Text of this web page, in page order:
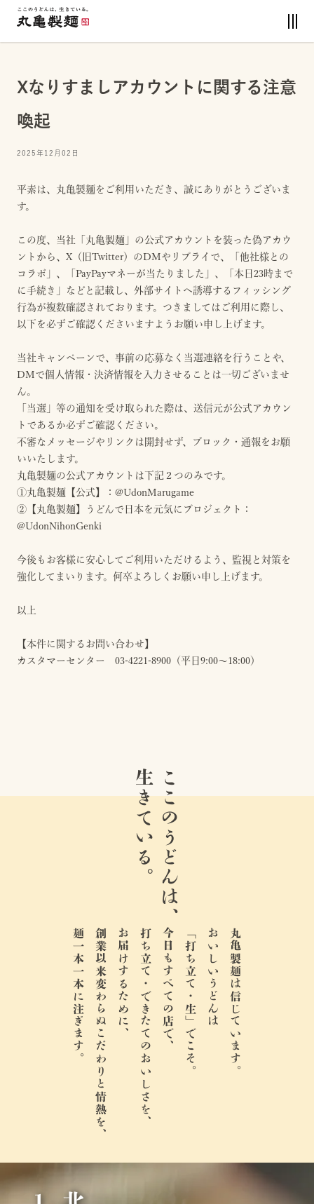
Xなりすましアカウントに関する注意
喚起
2025年12月02日
平素は、丸亀製麺をご利用いただき、誠にありがとうございま
す。
この度、当社「丸亀製麺」の公式アカウントを装った偽アカウ
ントから、X（旧Twitter）のDMやリプライで、「他社様との
コラボ」、「PayPayマネーが当たりました」、「本日23時まで
に手続き」などと記載し、外部サイトへ誘導するフィッシング
行為が複数確認されております。つきましてはご利用に際し、
以下を必ずご確認くださいますようお願い申し上げます。
当社キャンペーンで、事前の応募なく当選連絡を行うことや、
DMで個人情報・決済情報を入力させることは一切ございませ
ん。
「当選」等の通知を受け取られた際は、送信元が公式アカウン
トであるか必ずご確認ください。
不審なメッセージやリンクは開封せず、ブロック・通報をお願
いいたします。
丸亀製麺の公式アカウントは下記２つのみです。
①丸亀製麺【公式】：@UdonMarugame
②【丸亀製麺】うどんで日本を元気にプロジェクト：
@UdonNihonGenki
今後もお客様に安心してご利用いただけるよう、監視と対策を
強化してまいります。何卒よろしくお願い申し上げます。
以上
【本件に関するお問い合わせ】
カスタマーセンター 03-4221-8900（平日9:00～18:00）
ここのうどんは、
生きている。
丸亀製麺は信じています。
おいしいうどんは
「打ち立て・生」でこそ。
今日もすべての店で、
打ち立て・できたてのおいしさを、
お届けするために、
創業以来変わらぬこだわりと情熱を、
麺一本一本に注ぎます。